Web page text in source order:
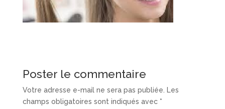
Poster le commentaire
Votre adresse e-mail ne sera pas publiée.
Les
champs obligatoires sont indiqués avec *